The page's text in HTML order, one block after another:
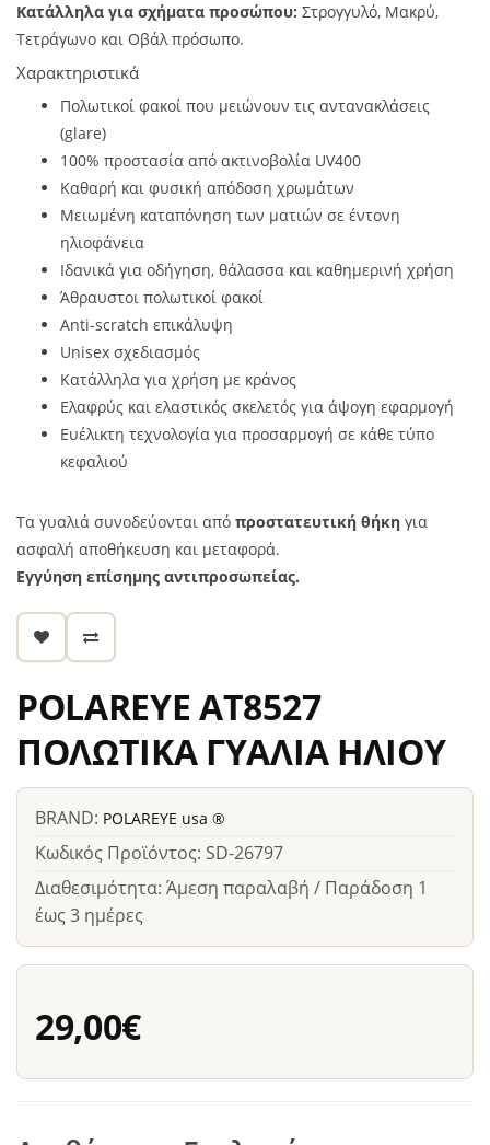
Κατάλληλα για σχήματα προσώπου: Στρογγυλό, Μακρύ,
Τετράγωνο και Οβάλ πρόσωπο.
Χαρακτηριστικά
Πολωτικοί φακοί που μειώνουν τις αντανακλάσεις
(glare)
100% προστασία από ακτινοβολία UV400
Καθαρή και φυσική απόδοση χρωμάτων
Μειωμένη καταπόνηση των ματιών σε έντονη
ηλιοφάνεια
Ιδανικά για οδήγηση, θάλασσα και καθημερινή χρήση
Άθραυστοι πολωτικοί φακοί
Anti-scratch επικάλυψη
Unisex σχεδιασμός
Κατάλληλα για χρήση με κράνος
Ελαφρύς και ελαστικός σκελετός για άψογη εφαρμογή
Ευέλικτη τεχνολογία για προσαρμογή σε κάθε τύπο
κεφαλιού
Τα γυαλιά συνοδεύονται από προστατευτική θήκη για
ασφαλή αποθήκευση και μεταφορά.
Εγγύηση επίσημης αντιπροσωπείας.
POLAREYE AT8527
ΠΟΛΩΤΙΚΑ ΓΥΑΛΙΑ ΗΛΙΟΥ
BRAND: POLAREYE usa ®
Κωδικός Προϊόντος: SD-26797
Διαθεσιμότητα: Άμεση παραλαβή / Παράδοση 1
έως 3 ημέρες
29,00€